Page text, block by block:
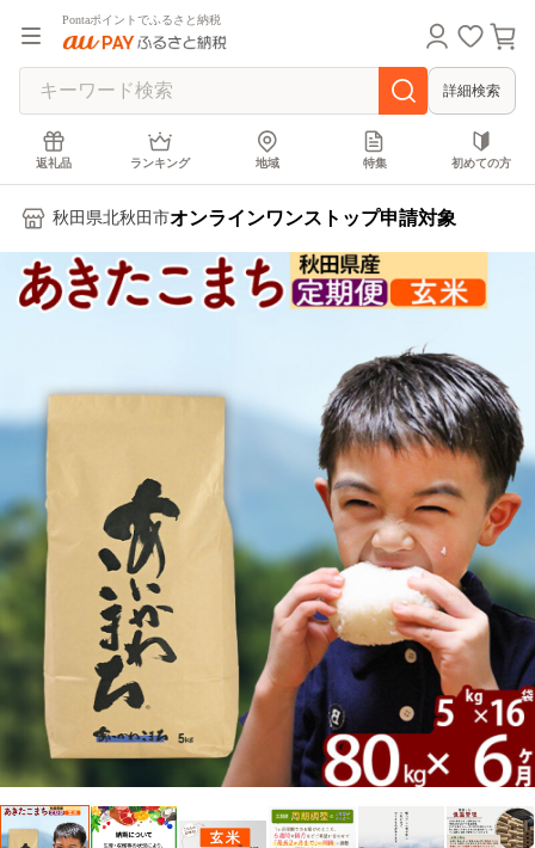
Pontaポイントでふるさと納税
詳細検索
返礼品 ランキング 地域 特集 初めての方
秋田県北秋田市オンラインワンストップ申請対象